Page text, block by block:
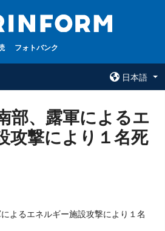
フォトバンク
日本語
ウクルインフォ
ルム
部、露軍によるエ
攻撃により１名死